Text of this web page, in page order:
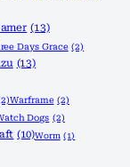
(13)
Days Grace (2)
(13)
Warframe (2)
Dogs (2)
(10)Worm (1)